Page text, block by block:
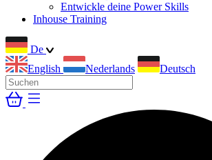
Entwickle deine Power Skills
Inhouse Training
De
English
Nederlands Deutsch